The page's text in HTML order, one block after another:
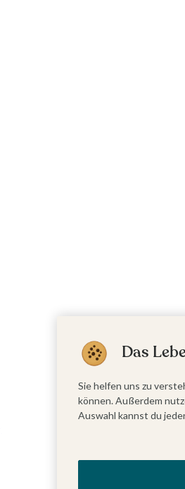
Das
Sie helfen uns zu
können. Außerdem
Auswahl kannst du